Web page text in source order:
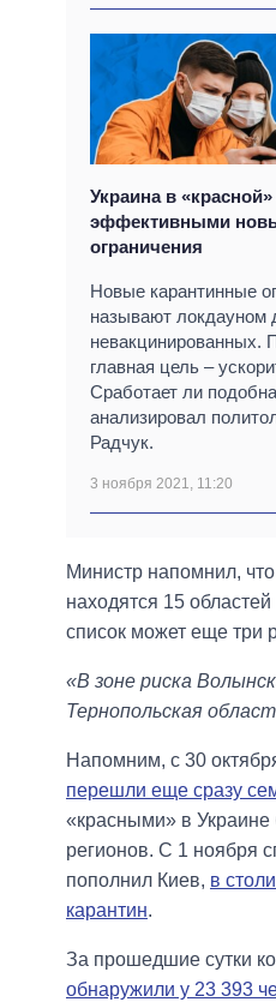
Украина в
эффективными
ограничения
Новые карантинные
называют локдауном
невакцинированных.
главная цель –
Сработает ли
анализировал
Радчук.
3 ноября 2021, 11:20
Министр напомнил,
находятся 15
список может еще три
«В зоне риска
Тернопольская
Напомним, с 30
перешли еще сразу
«красными» в
регионов. С 1 ноября
пополнил Киев, в
карантин.
За прошедшие сутки
обнаружили у 23 393